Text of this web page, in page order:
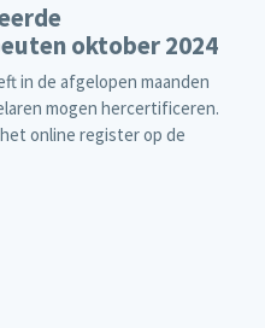
oktober 2024
in de afgelopen maanden
mogen hercertificeren.
online register op de